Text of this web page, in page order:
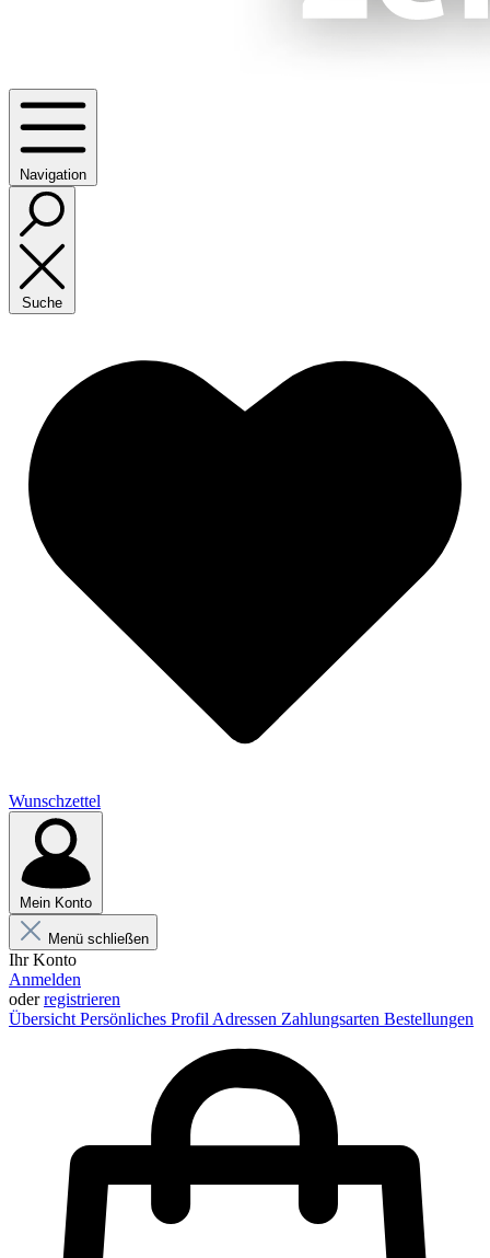
Navigation
Suche
Wunschzettel
Mein Konto
Menü schließen
Ihr Konto
Anmelden
oderregistrieren
Übersicht Persönliches Profil Adressen Zahlungsarten Bestellungen